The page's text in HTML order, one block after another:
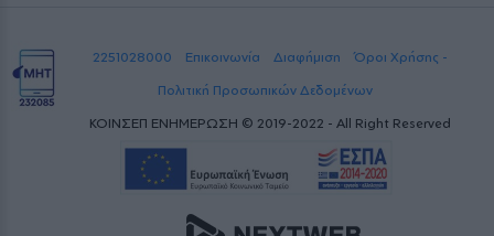
2251028000 Επικοινωνία Διαφήμιση
Όροι Χρήσης -
Πολιτική Προσωπικών Δεδομένων
ΚΟΙΝΣΕΠ ΕΝΗΜΕΡΩΣΗ © 2019-2022 - All Right Reserved